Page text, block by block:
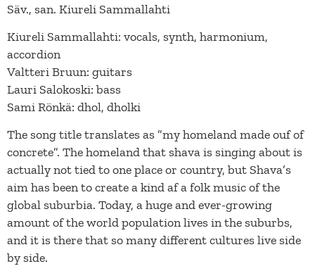
Säv., san. Kiureli Sammallahti
Kiureli Sammallahti: vocals, synth, harmonium,
accordion
Valtteri Bruun: guitars
Lauri Salokoski: bass
Sami Rönkä: dhol, dholki
The song title translates as ”my homeland made ouf of
concrete”. The homeland that shava is singing about is
actually not tied to one place or country, but Shava’s
aim has been to create a kind af a folk music of the
global suburbia. Today, a huge and ever-growing
amount of the world population lives in the suburbs,
and it is there that so many different cultures live side
by side.